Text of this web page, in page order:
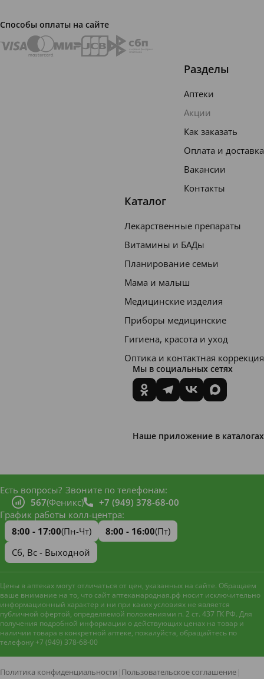
Способы оплаты на сайте
Разделы
Аптеки
Акции
Как заказать
Оплата и доставка
Вакансии
Контакты
Каталог
Лекарственные препараты
Витамины и БАДы
Планирование семьи
Мама и малыш
Медицинские изделия
Приборы медицинские
Гигиена, красота и уход
Оптика и контактная коррекция
Мы в социальных сетях
Наше приложение в каталогах
Есть вопросы? Звоните по телефонам:
567(Феникс)
+7 (949) 378-68-00
График работы колл-центра:
8:00 - 17:00(Пн-Чт) 8:00 - 16:00(Пт)
Сб, Вс - Выходной
Цены в аптеках могут отличаться от цен, указанных на сайте. Обращаем
ваше внимание на то, что сайт аптеканародная.рф носит исключительно
информационный характер и ни при каких условиях не является
публичной офертой, определяемой положениями п. 2 ст. 437 ГК РФ. Для
получения подробной информации о действующих ценах на товар и
наличии товара в конкретной аптеке, пожалуйста, обращайтесь по
телефону +7 (949) 378-68-00
Политика конфиденциальности Пользовательское соглашение
Наш сайт использует файлы
улучшения работы и анализа